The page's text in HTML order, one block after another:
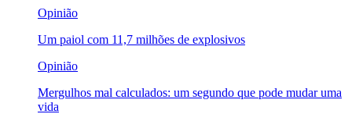
Opinião
Um paiol com 11,7 milhões de explosivos
Opinião
Mergulhos mal calculados: um segundo que pode mudar uma
vida